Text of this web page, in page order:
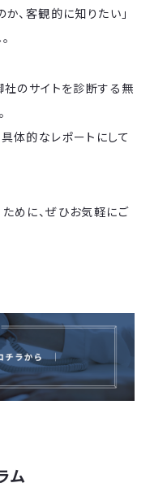
、客観的に知りたい」
社のサイトを診断する無
体的なレポートにして
めに、ぜひお気軽にご
ム